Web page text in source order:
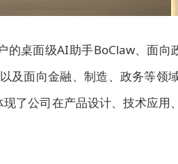
的桌面级AI助手BoClaw、面
及面向金融、制造、政务等领
了公司在产品设计、技术应用